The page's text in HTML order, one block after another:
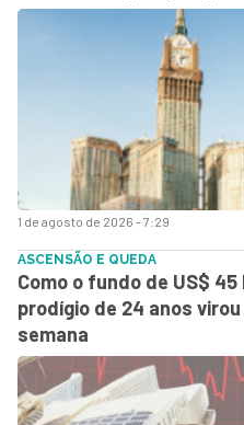
1 de agosto de 2026 - 7:29
ASCENSÃO E QUEDA
Como o fundo de US$
prodígio de 24 anos
semana